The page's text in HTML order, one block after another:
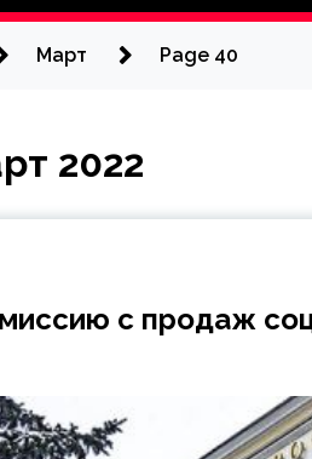
Март Page 40
2022
с продаж